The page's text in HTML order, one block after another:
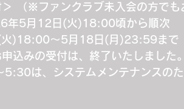
（※ファンクラブ未入会の方でも
年5月12日(火)18:00頃から順次
火)18:00～5月18日(月)23:59まで
込みの受付は、終了いたしました。
は、システムメンテナンスの